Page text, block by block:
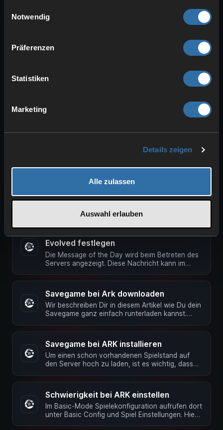
Notwendig
Präferenzen
Statistiken
Marketing
Details zeigen
Alle zulassen
Auswahl erlauben
Crossplay (Steam/Epic) bei ARK Survival
Evolved Server
Epic-User freigegeben. Es bedarf keiner weiteren
Einstellung hierfür. Es …
Direktes Verbinden über Steam mit ARK:
Survival Evolved
Oben auf Ansicht -> Spiele Server klicken Klicke
nun auf Favoriten …
Harvest Multiplier bei ARK anpassen
Einstellungen den Wert für Erntemenge
Map auf meinem Ark Server ändern
Webinterface geändert werden. Im Basic-Mode
Einfach über den Mapcycle die gewünschte …
Evolved festlegen
Die Message of the Day wird beim Betreten des
Servers angezeigt. Diese Nachricht kann im
Savegame bei Ark downloaden
Wir beschreiben Dir in diesem Artikel wie Du dein
Savegame ganz einfach runterladen kannst.
Savegame bei ARK installieren
Um einen schon vorhandenen Spielstand auf
den Server hoch zu laden, ist es wichtig, dass
Schwierigkeit bei ARK einstellen
Im Basic-Mode Spielekonfiguration aufrufen dort
unter Basic Config und Spiel Einstellungen. Hier